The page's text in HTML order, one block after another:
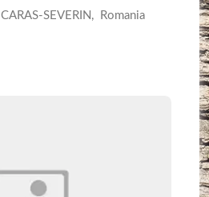
SEVERIN , Romania